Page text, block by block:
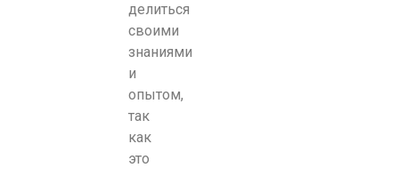
делиться
своими
знаниями
и
опытом,
так
как
это